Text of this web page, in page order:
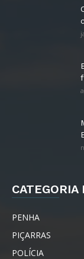
CATEGORIA
PENHA
PIÇARRAS
POLÍCIA